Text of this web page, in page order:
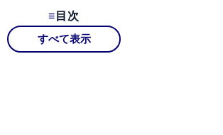
目次
すべて表示